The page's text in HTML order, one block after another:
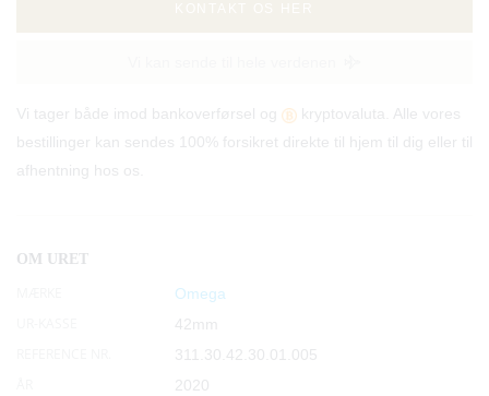
Vi tager både imod bankoverførsel og
kryptovaluta. Alle vores
bestillinger kan sendes 100% forsikret direkte til hjem til dig eller til
afhentning hos os.
OM URET
Omega
42mm
311.30.42.30.01.005
2020